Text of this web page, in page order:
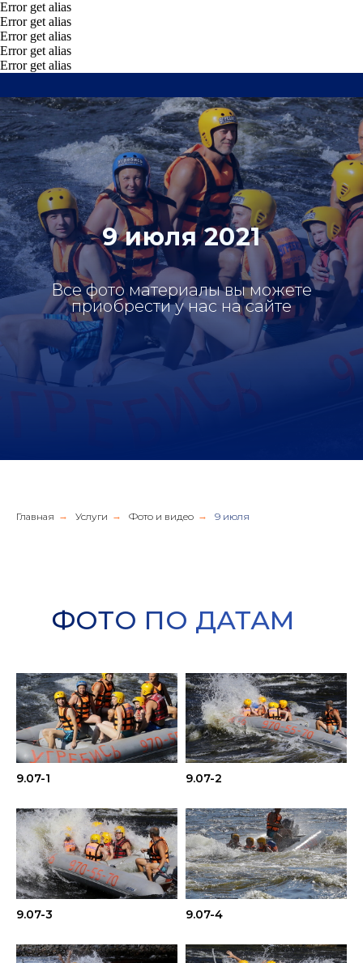
Error get alias
Error get alias
Error get alias
Error get alias
Error get alias
9 июля 2021
Все фото материалы вы можете
приобрести у нас на сайте
Главная → Услуги → Фото и видео → 9 июля
ФОТО ПО ДАТАМ
9.07-1 9.07-2
9.07-3 9.07-4